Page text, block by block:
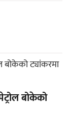
बोकेको